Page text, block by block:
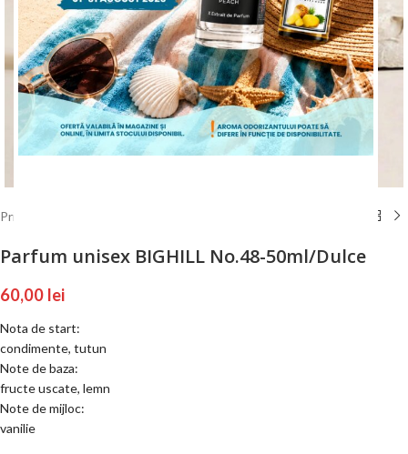
Mărește poza
Prima pagină
Parfum unisex BIGHILL No.48-50ml/Dulce
60,00 lei
Nota de start:
condimente, tutun
Note de baza:
fructe uscate, lemn
Note de mijloc:
vanilie